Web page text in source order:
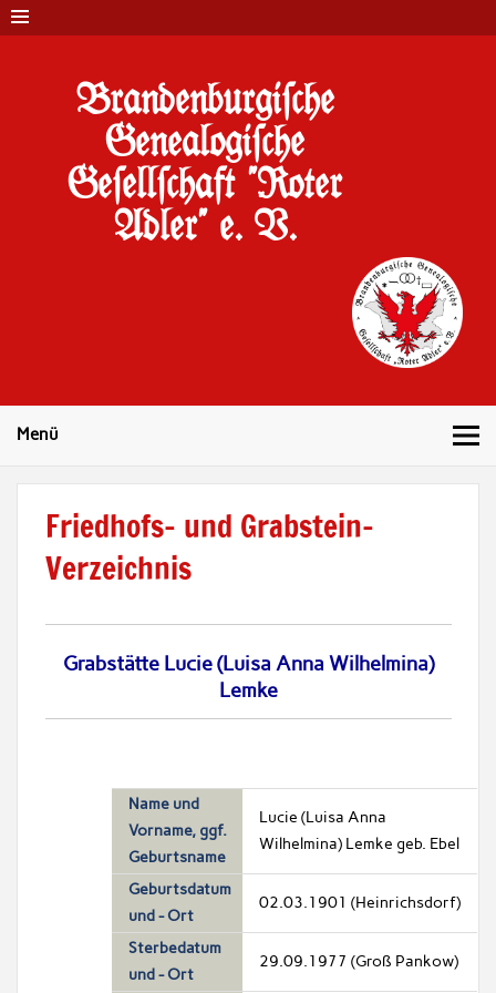
Brandenburgi#che
Genealogi#che
Ge#ell#chaft "Roter
Adler" e. V.
Menü
Friedhofs- und Grabstein-
Verzeichnis
Grabstätte Lucie (Luisa Anna Wilhelmina)
Lemke
Name und
Vorname, ggf.
Geburtsname
Lucie (Luisa Anna
Wilhelmina) Lemke geb. Ebel
Geburtsdatum
und - Ort
02.03.1901 (Heinrichsdorf)
Sterbedatum
und - Ort
29.09.1977 (Groß Pankow)